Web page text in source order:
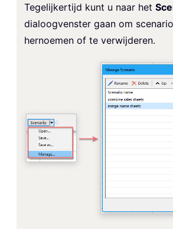
Tegelijkertijd kunt u naar het
dialoogvenster gaan om
hernoemen of te verwijderen.